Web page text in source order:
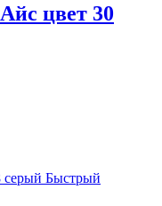
цвет 30
Быстрый